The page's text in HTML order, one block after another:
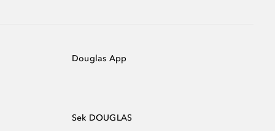
Douglas App
Sek DOUGLAS